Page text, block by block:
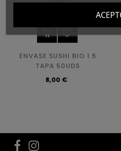
ENVASE SUSHI BIO 1.5
TAPA 50UDS
Precio
8,00 €
Facebook